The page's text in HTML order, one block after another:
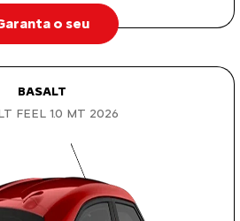
o seu
BASALT
FEEL 1.0 MT 2026